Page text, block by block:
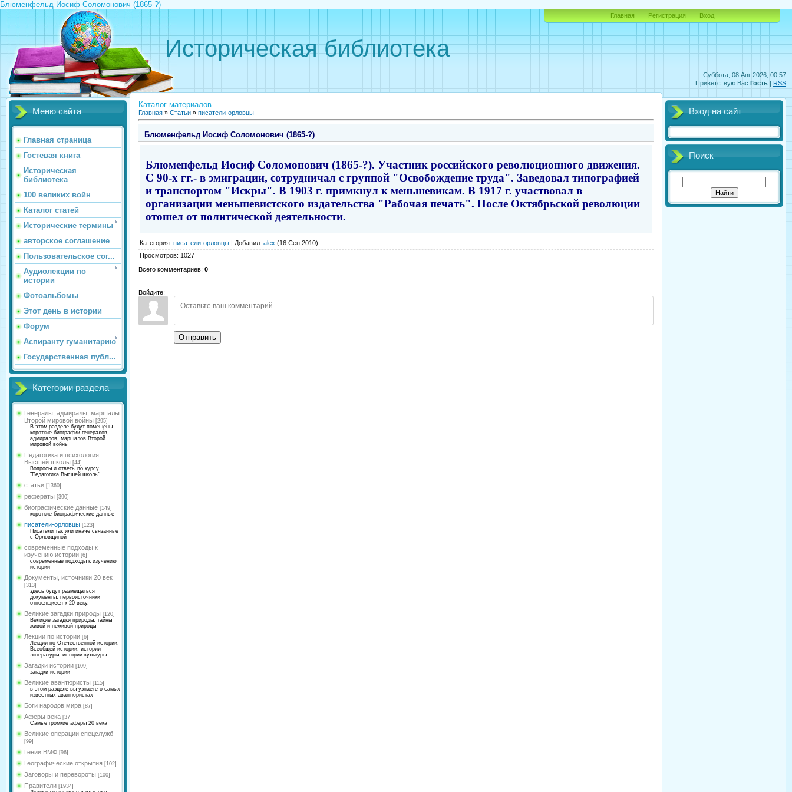
Блюменфельд Иосиф Соломонович (1865-?)
Суббота, 08 Авг 2026, 00:57
Приветствую Вас Гость | RSS
Историческая библиотека
Главная Регистрация Вход
Меню сайта
Главная страница
Гостевая книга
Историческая
библиотека
100 великих войн
Каталог статей
Исторические термины
авторское соглашение
Пользовательское сог...
Аудиолекции по
истории
Фотоальбомы
Этот день в истории
Форум
Аспиранту гуманитарию
Государственная публ...
Категории раздела
Генералы, адмиралы, маршалы
Второй мировой войны [295]
В этом разделе будут помещены
короткие биографии генералов,
адмиралов, маршалов Второй
мировой войны
Педагогика и психология
Высшей школы [44]
Вопросы и ответы по курсу
"Педагогика Высшей школы"
статьи [1360]
рефераты [390]
биографические данные [149]
короткие биографические данные
писатели-орловцы [123]
Писатели так или иначе связанные
с Орловщиной
современные подходы к
изучению истории [6]
современные подходы к изучению
истории
Документы, источники 20 век
[313]
здесь будут размещаться
документы, первоисточники
относящиеся к 20 веку.
Великие загадки природы [120]
Великие загадки природы: тайны
живой и неживой природы
Лекции по истории [6]
Лекции по Отечественной истории,
Всеобщей истории, истории
литературы, истории культуры
Загадки истории [109]
загадки истории
Великие авантюристы [115]
в этом разделе вы узнаете о самых
известных авантюристах
Боги народов мира [87]
Аферы века [37]
Самые громкие аферы 20 века
Великие операции спецслужб
[99]
Гении ВМФ [96]
Географические открытия [102]
Заговоры и перевороты [100]
Правители [1934]
Каталог материалов
Главная » Статьи » писатели-орловцы
Блюменфельд Иосиф Соломонович (1865-?)
Блюменфельд Иосиф Соломонович (1865-?). Участник российского революционного движения.
С 90-х гг.- в эмиграции, сотрудничал с группой "Освобождение труда". Заведовал типографией
и транспортом "Искры". В 1903 г. примкнул к меньшевикам. В 1917 г. участвовал в
организации меньшевистского издательства "Рабочая печать". После Октябрьской революции
отошел от политической деятельности.
Категория: писатели-орловцы | Добавил: alex (16 Сен 2010)
Просмотров: 1027
Всего комментариев: 0
Войдите:
Отправить
Вход на сайт
Поиск